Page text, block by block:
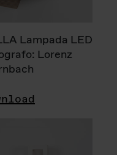
Lampada LED
Lorenz